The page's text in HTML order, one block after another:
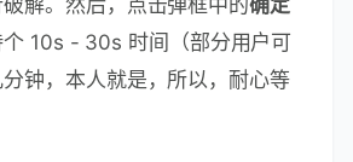
执行破解脚本